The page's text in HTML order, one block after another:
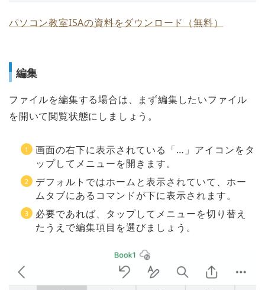
パソコン教室ISAの資料をダウンロード（無料）
編集
ファイルを編集する場合は、まず編集したいファイル
を開いて閲覧状態にしましょう。
画面の右下に表示されている「…」アイコンをタ
ップしてメニューを開きます。
デフォルトではホームと表示されていて、ホー
ムタブにあるコマンドが下に表示されます。
必要であれば、 タップしてメニューを切り替え
たうえで編集項目を選びましょう。